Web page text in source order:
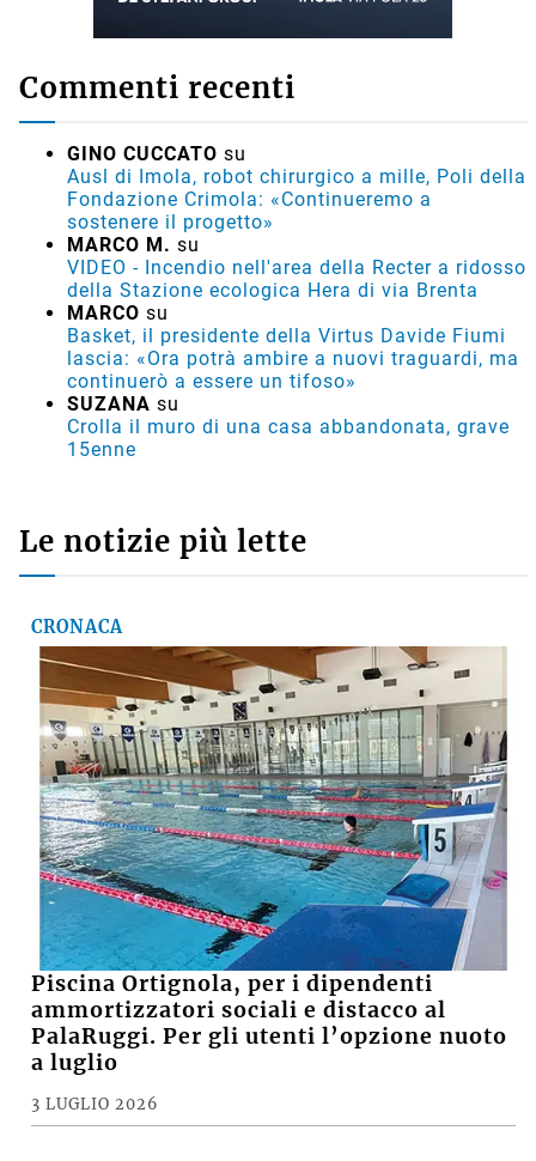
Commenti recenti
GINO CUCCATO su
Ausl di Imola, robot chirurgico a mille, Poli della
Fondazione Crimola: «Continueremo a
sostenere il progetto»
MARCO M. su
VIDEO - Incendio nell'area della Recter a ridosso
della Stazione ecologica Hera di via Brenta
MARCO su
Basket, il presidente della Virtus Davide Fiumi
lascia: «Ora potrà ambire a nuovi traguardi, ma
continuerò a essere un tifoso»
SUZANA su
Crolla il muro di una casa abbandonata, grave
15enne
Le notizie più lette
CRONACA
Piscina Ortignola, per i dipendenti
ammortizzatori sociali e distacco al
PalaRuggi. Per gli utenti l’opzione nuoto
a luglio
3 LUGLIO 2026